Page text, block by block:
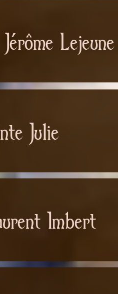
Lejeune
Julie
Imbert